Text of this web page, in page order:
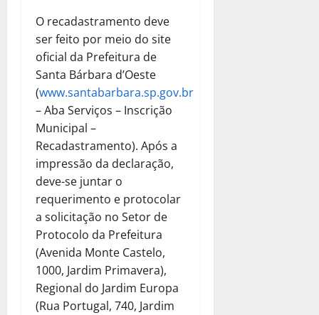
O recadastramento deve
ser feito por meio do site
oficial da Prefeitura de
Santa Bárbara d’Oeste
(www.santabarbara.sp.gov.br
– Aba Serviços – Inscrição
Municipal –
Recadastramento). Após a
impressão da declaração,
deve-se juntar o
requerimento e protocolar
a solicitação no Setor de
Protocolo da Prefeitura
(Avenida Monte Castelo,
1000, Jardim Primavera),
Regional do Jardim Europa
(Rua Portugal, 740, Jardim